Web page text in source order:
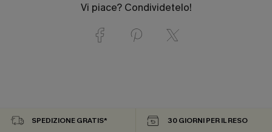
Vi piace? Condividetelo!
SPEDIZIONE GRATIS* 30 GIORNI PER IL RESO